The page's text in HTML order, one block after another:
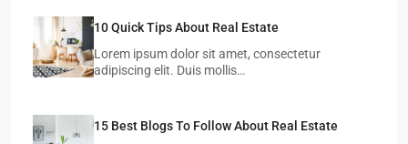
10 Quick Tips About Real Estate
Lorem ipsum dolor sit amet, consectetur
adipiscing elit. Duis mollis…
15 Best Blogs To Follow About Real Estate